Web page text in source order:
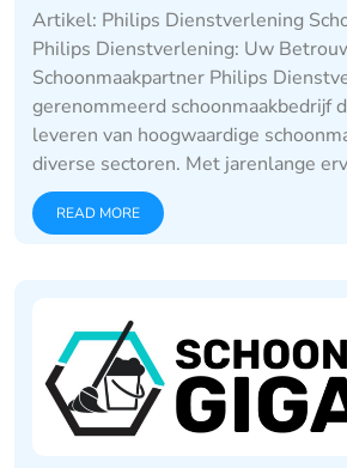
Artikel: Philips Dienstverlening
Philips Dienstverlening: Uw
Schoonmaakpartner Philips
gerenommeerd schoonmaakbedrijf
leveren van hoogwaardige
diverse sectoren. Met jarenlange
READ MORE